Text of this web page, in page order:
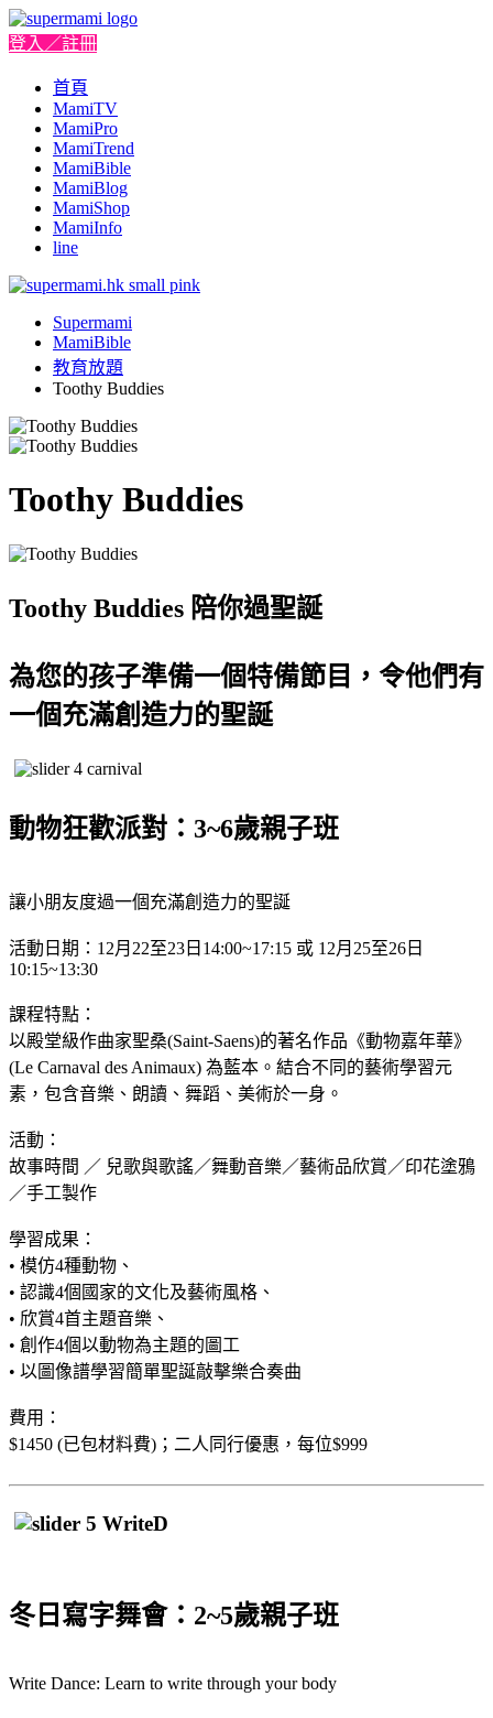
登入／註冊
首頁
MamiTV
MamiPro
MamiTrend
MamiBible
MamiBlog
MamiShop
MamiInfo
line
Supermami
MamiBible
教育放題
Toothy Buddies
Toothy Buddies
Toothy Buddies 陪你過聖誕
為您的孩子準備一個特備節目，令他們有
一個充滿創造力的聖誕
動物狂歡派對：3~6歲親子班
讓小朋友度過一個充滿創造力的聖誕
活動日期：12月22至23日14:00~17:15 或 12月25至26日
10:15~13:30
課程特點：
以殿堂級作曲家聖桑(Saint-Saens)的著名作品《動物嘉年華》
(Le Carnaval des Animaux) 為藍本。結合不同的藝術學習元
素，包含音樂、朗讀、舞蹈、美術於一身。
活動：
故事時間 ／ 兒歌與歌謠／舞動音樂／藝術品欣賞／印花塗鴉
／手工製作
學習成果：
• 模仿4種動物、
• 認識4個國家的文化及藝術風格、
• 欣賞4首主題音樂、
• 創作4個以動物為主題的圖工
• 以圖像譜學習簡單聖誕敲擊樂合奏曲
費用：
$1450 (已包材料費)；二人同行優惠，每位$999
冬日寫字舞會：2~5歲親子班
Write Dance: Learn to write through your body